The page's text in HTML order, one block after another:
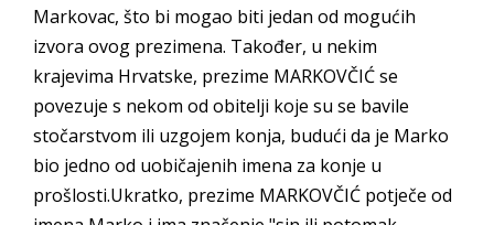
Markovac, što bi mogao biti jedan od mogućih
izvora ovog prezimena. Također, u nekim
krajevima Hrvatske, prezime MARKOVČIĆ se
povezuje s nekom od obitelji koje su se bavile
stočarstvom ili uzgojem konja, budući da je Marko
bio jedno od uobičajenih imena za konje u
prošlosti.Ukratko, prezime MARKOVČIĆ potječe od